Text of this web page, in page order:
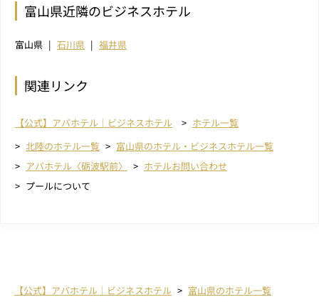
富山県近隣のビジネスホテル
富山県 石川県 福井県
関連リンク
【公式】アパホテル｜ビジネスホテル
ホテル一覧
北陸のホテル一覧
富山県のホテル・ビジネスホテル一覧
アパホテル〈砺波駅前〉
ホテルお問い合わせ
プールについて
【公式】アパホテル｜ビジネスホテル
富山県のホテル一覧